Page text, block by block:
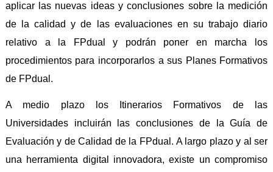
aplicar las nuevas ideas y conclusiones sobre la medición
de la calidad y de las evaluaciones en su trabajo diario
relativo a la FPdual y podrán poner en marcha los
procedimientos para incorporarlos a sus Planes Formativos
de FPdual.
A medio plazo los Itinerarios Formativos de las
Universidades incluirán las conclusiones de la Guía de
Evaluación y de Calidad de la FPdual. A largo plazo y al ser
una herramienta digital innovadora, existe un compromiso